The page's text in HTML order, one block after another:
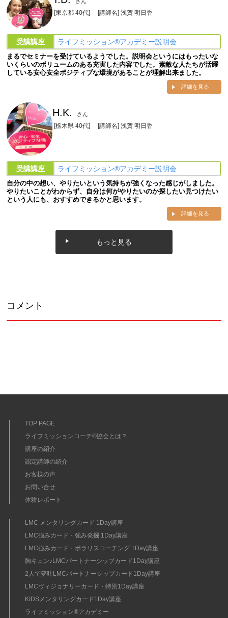
[東京都 40代] [講師名] 浅賀 明日香
受講講座 ライフミッション®︎アカデミー説明会
まるでセミナーを受けているようでした。説明会というにはもったいな
いくらいのボリュームのある充実した内容でした。素敵な人たちが活躍
している安心安全ポジティブな環境があることが理解出来ました。
詳細を見る
H.K. さん
[栃木県 40代] [講師名] 浅賀 明日香
受講講座 ライフミッション®︎アカデミー説明会
自分の中の想い、やりたいという気持ちが強くなった感じがしました。
やりたいことがわからず、自分は何がやりたいのか探したい見つけたい
という人にも、おすすめできるかと思います。
詳細を見る
もっと見る
コメント
TOP PAGE
ライフミッションコーチ®協会とは？
講座の紹介
認定講師の紹介
お客様の声
お問い合せ
体験レポート
LMC メンタリングカード 1Day講座
LMC強みカード・強み発掘 1Day講座
LMC強みカード・ポラリスコーチング 1Day講座
胸キュン♪LMCパートナーシップカード1Day講座
2人で夢叶LMCパートナーシップカード1Day講座
LMCヴィジョナリーカード・特別1Day講座
KIDSメンタリングカード1Day講座
ライフミッション®︎アカデミー